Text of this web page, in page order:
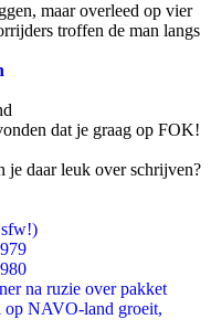
maar overleed op vier
troffen de man langs
dat je graag op FOK!
je daar leuk over schrijven?
na ruzie over pakket
op NAVO-land groeit,